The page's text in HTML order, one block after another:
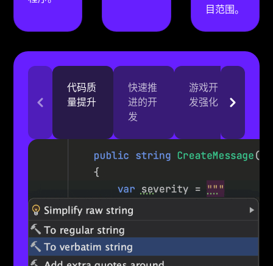
目范围。
代码质
量提升
快速推
进的开
发
游戏开
发强化